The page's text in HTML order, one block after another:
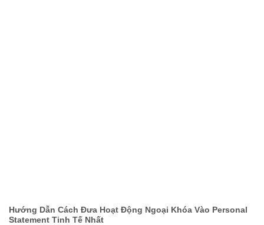
Hướng Dẫn Cách Đưa Hoạt Động Ngoại Khóa Vào Personal
Statement Tinh Tế Nhất